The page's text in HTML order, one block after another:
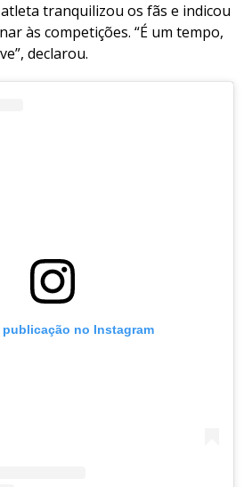
tranquilizou os fãs e indicou
às competições. “É um tempo,
declarou.
publicação no Instagram